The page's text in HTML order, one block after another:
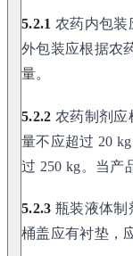
5.2.1 农药内包装
外包装应根据农
量。
5.2.2 农药制剂应
量不应超过 20
过 250 kg。当产
5.2.3 瓶装液体制
桶盖应有衬垫，